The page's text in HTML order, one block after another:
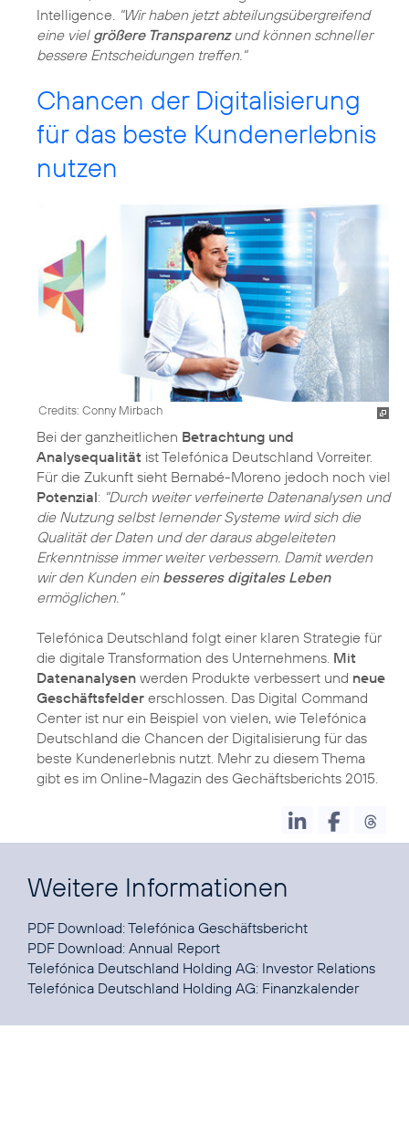
Intelligence. "Wir haben jetzt abteilungsübergreifend
eine viel größere Transparenzund können schneller
bessere Entscheidungen treffen."
Chancen der Digitalisierung
für das beste Kundenerlebnis
nutzen
Credits: Conny Mirbach
Bei der ganzheitlichen Betrachtung und
Analysequalität ist Telefónica Deutschland Vorreiter.
Für die Zukunft sieht Bernabé-Moreno jedoch noch viel
Potenzial: "Durch weiter verfeinerte Datenanalysen und
die Nutzung selbst lernender Systeme wird sich die
Qualität der Daten und der daraus abgeleiteten
Erkenntnisse immer weiter verbessern. Damit werden
wir den Kunden ein besseres digitales Leben
ermöglichen."
Telefónica Deutschland folgt einer klaren Strategie für
die digitale Transformation des Unternehmens. Mit
Datenanalysen werden Produkte verbessert und neue
Geschäftsfelder erschlossen. Das Digital Command
Center ist nur ein Beispiel von vielen, wie Telefónica
Deutschland die Chancen der Digitalisierung für das
beste Kundenerlebnis nutzt. Mehr zu diesem Thema
gibt es im Online-Magazin des Gechäftsberichts 2015.
Weitere Informationen
PDF Download:Telefónica Geschäftsbericht
PDF Download: Annual Report
Telefónica Deutschland Holding AG: Investor Relations
Telefónica Deutschland Holding AG: Finanzkalender